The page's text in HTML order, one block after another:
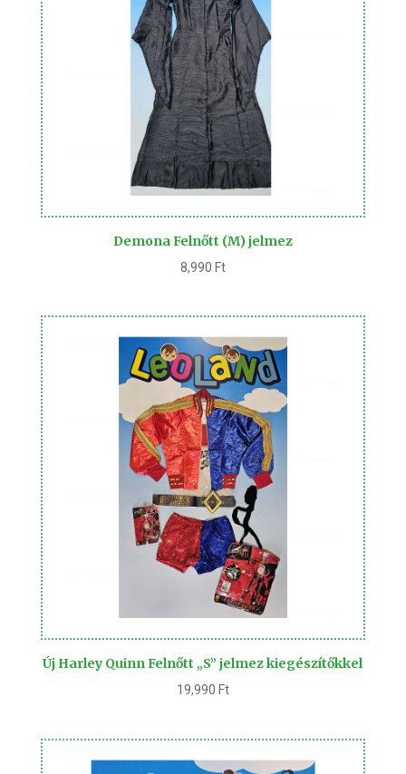
Demona Felnőtt (M) jelmez
8,990 Ft
Új Harley Quinn Felnőtt „S” jelmez kiegészítőkkel
19,990 Ft